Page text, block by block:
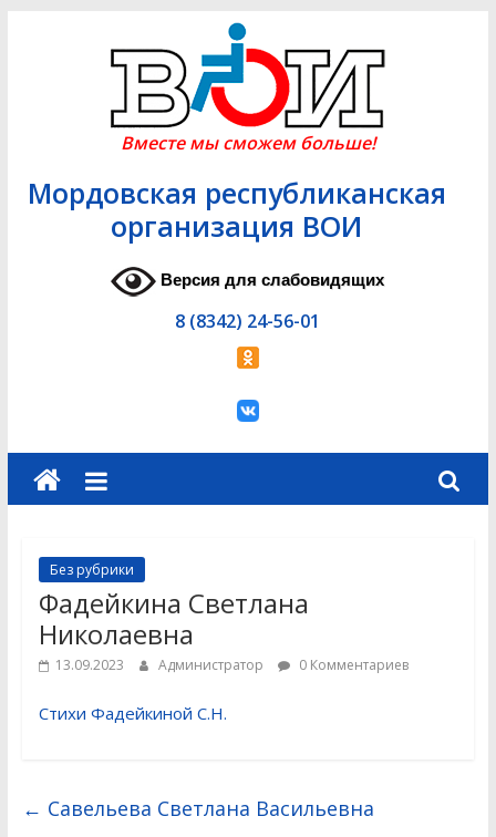
Вместе мы сможем больше!
Мордовская республиканская
организация ВОИ
Версия для слабовидящих
8 (8342) 24-56-01
Без рубрики
Фадейкина Светлана
Николаевна
13.09.2023 Администратор 0 Комментариев
Стихи Фадейкиной С.Н.
← Савельева Светлана Васильевна